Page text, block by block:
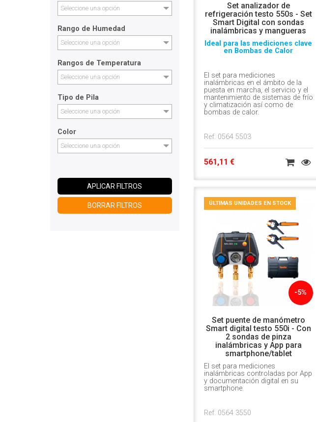
Seleccione una opción
Rango de Humedad
Seleccione una opción
Rangos de Temperatura
Seleccione una opción
Tipo de Pila
Seleccione una opción
Color
Seleccione una opción
APLICAR FILTROS
BORRAR FILTROS
Set analizador de
refrigeración testo 550s - Set
Smart Digital con sondas
inalámbricas y mangueras
Ideal para las mediciones clave
en Bombas de Calor
El set para mediciones
inalámbricas en el ámbito de la
puesta en marcha, el servicio y el
mantenimiento de sistemas de frío
y climatización así como de
bombas de calor.
Ref. 0564 5503
561,11 €
-5%
ÚLTIMAS UNIDADES EN STOCK
Set puente de manómetro
Smart digital testo 550i - Con
2 sondas de pinza
inalámbricas y App para
smartphone/tablet
El set para mediciones
inalámbricas controladas por App
y documentación digital en su
smartphone.
Ref. 0564 3550